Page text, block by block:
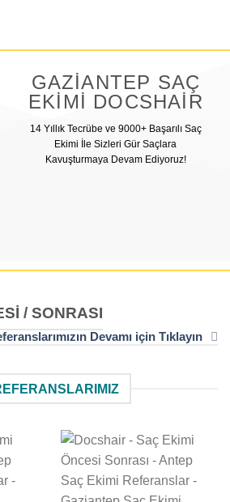
GAZIANTEP SAÇ
EKIMI DOCSHAIR
14 Yıllık Tecrübe ve 9000+ Başarılı Saç
Ekimi İle Sizleri Gür Saçlara
Kavuşturmaya Devam Ediyoruz!
/ SONRASI
Devamı için Tıklayın